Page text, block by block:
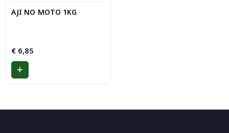
AJI NO MOTO 1KG
€ 6,85